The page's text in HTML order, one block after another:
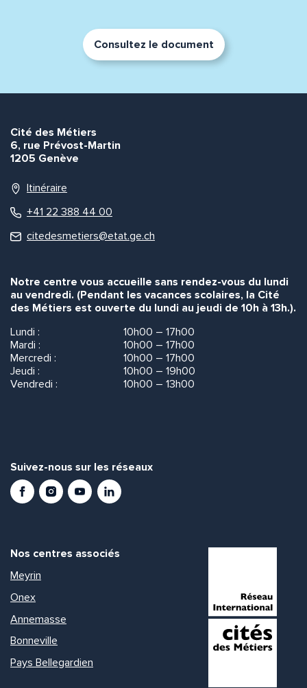
Consultez le document
Cité des Métiers
6, rue Prévost-Martin
1205 Genève
Itinéraire
+41 22 388 44 00
citedesmetiers@etat.ge.ch
Notre centre vous accueille sans rendez-vous du lundi
au vendredi. (Pendant les vacances scolaires, la Cité
des Métiers est ouverte du lundi au jeudi de 10h à 13h.).
Lundi :
10h00 – 17h00
Mardi :
10h00 – 17h00
Mercredi :
10h00 – 17h00
Jeudi :
10h00 – 19h00
Vendredi :
10h00 – 13h00
Suivez-nous sur les réseaux
FacebookInstagramYoutubeLinkedIn
Nos centres associés
Meyrin
Onex
Annemasse
Bonneville
Pays Bellegardien